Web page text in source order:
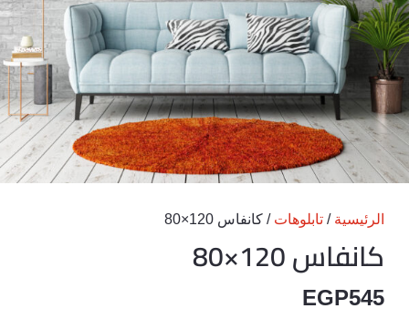
الرئيسية / تابلوهات / كانفاس 120×80
كانفاس 120×80
EGP545